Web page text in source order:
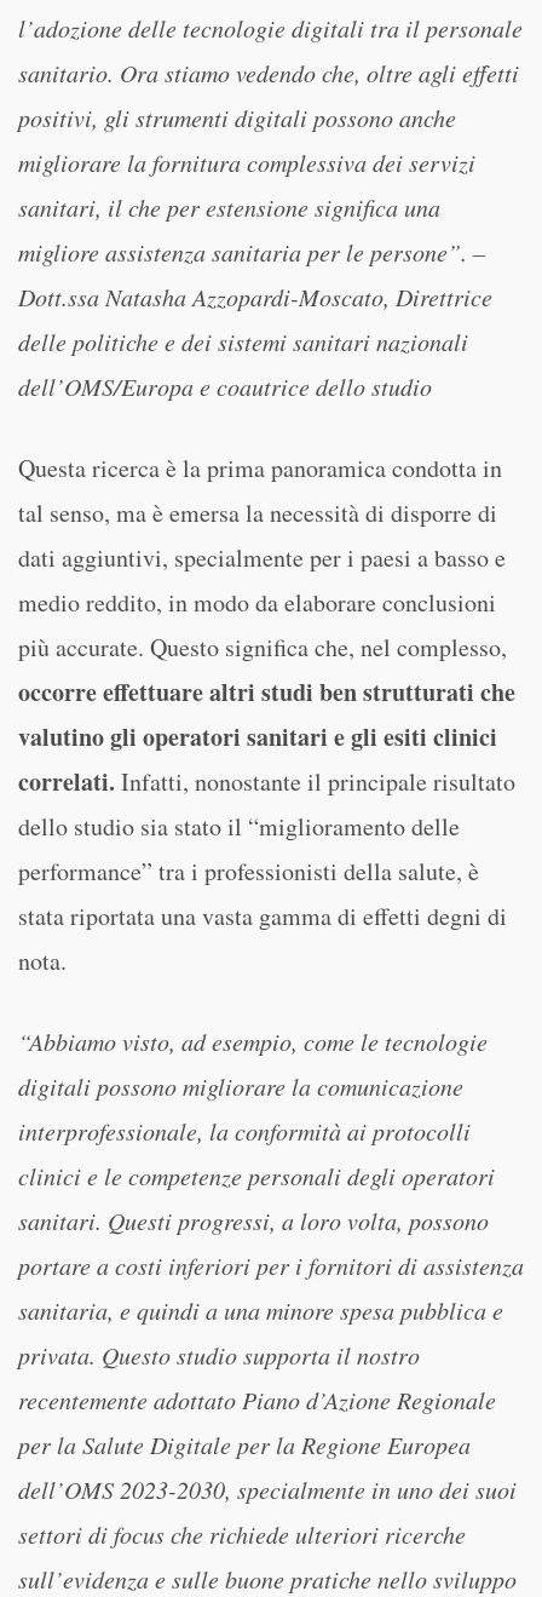
l’adozione delle tecnologie digitali tra il personale
sanitario. Ora stiamo vedendo che, oltre agli effetti
positivi, gli strumenti digitali possono anche
migliorare la fornitura complessiva dei servizi
sanitari, il che per estensione significa una
migliore assistenza sanitaria per le persone”. –
Dott.ssa Natasha Azzopardi-Moscato, Direttrice
delle politiche e dei sistemi sanitari nazionali
dell’OMS/Europa e coautrice dello studio
Questa ricerca è la prima panoramica condotta in
tal senso, ma è emersa la necessità di disporre di
dati aggiuntivi, specialmente per i paesi a basso e
medio reddito, in modo da elaborare conclusioni
più accurate. Questo significa che, nel complesso,
occorre effettuare altri studi ben strutturati che
valutino gli operatori sanitari e gli esiti clinici
correlati. Infatti, nonostante il principale risultato
dello studio sia stato il “miglioramento delle
performance” tra i professionisti della salute, è
stata riportata una vasta gamma di effetti degni di
nota.
“Abbiamo visto, ad esempio, come le tecnologie
digitali possono migliorare la comunicazione
interprofessionale, la conformità ai protocolli
clinici e le competenze personali degli operatori
sanitari. Questi progressi, a loro volta, possono
portare a costi inferiori per i fornitori di assistenza
sanitaria, e quindi a una minore spesa pubblica e
privata. Questo studio supporta il nostro
recentemente adottato Piano d’Azione Regionale
per la Salute Digitale per la Regione Europea
dell’OMS 2023-2030, specialmente in uno dei suoi
settori di focus che richiede ulteriori ricerche
sull’evidenza e sulle buone pratiche nello sviluppo